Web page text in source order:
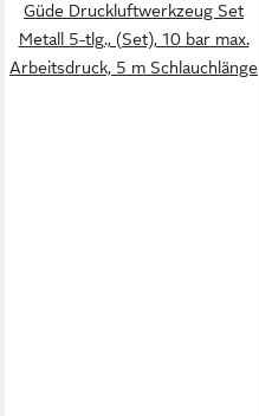
Güde Druckluftwerkzeug Set
Metall 5-tlg., (Set), 10 bar max.
Arbeitsdruck, 5 m Schlauchlänge